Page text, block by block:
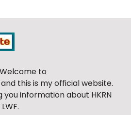
to
this is my official website.
you information about HKRN